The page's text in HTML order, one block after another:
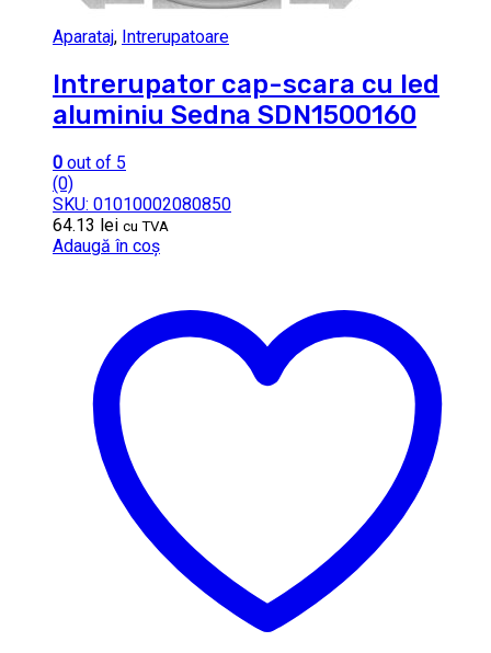
Aparataj, Intrerupatoare
Intrerupator cap-scara cu led
aluminiu Sedna SDN1500160
0 out of 5
(0)
SKU: 01010002080850
64.13 lei cu TVA
Adaugă în coș